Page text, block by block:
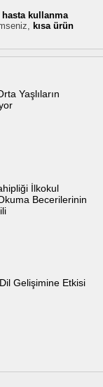
hasta kullanma
kısa ürün
Yaşlıların
İlkokul
Becerilerinin
Gelişimine Etkisi